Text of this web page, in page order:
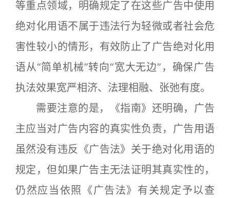
等重点领域，明确规定了在这些广告中使用
绝对化用语不属于违法行为轻微或者社会危
害性较小的情形，有效防止了广告绝对化用
语从“简单机械”转向“宽大无边”，确保广告
执法效果宽严相济、法理相融、张弛有度。
需要注意的是，《指南》还明确，广告
主应当对广告内容的真实性负责，广告用语
虽然没有违反《广告法》关于绝对化用语的
规定，但如果广告主无法证明其真实性的，
仍然应当依照《广告法》有关规定予以查